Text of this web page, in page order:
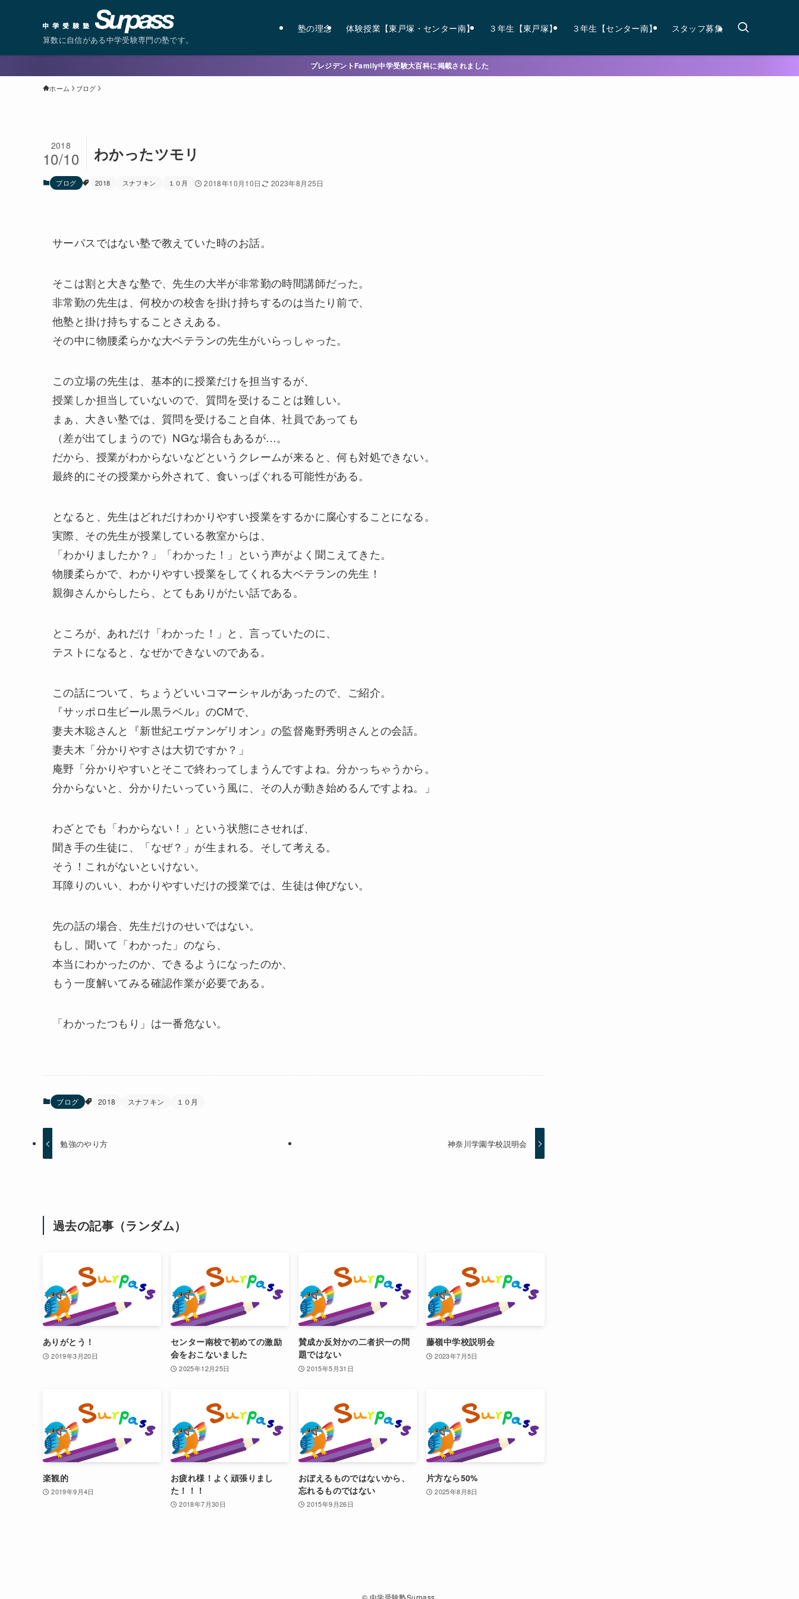
算数に自信がある中学受験専門の塾です。
塾の理念 体験授業【東戸塚・センター南】 ３年生【東戸塚】 ３年生【センター南】 スタッフ募集
プレジデントFamily中学受験大百科に掲載されました
ホーム ブログ
わかったツモリ
2018
10/10
ブログ 2018 スナフキン １０月 2018年10月10日 2023年8月25日
サーパスではない塾で教えていた時のお話。
そこは割と大きな塾で、先生の大半が非常勤の時間講師だった。
非常勤の先生は、何校かの校舎を掛け持ちするのは当たり前で、
他塾と掛け持ちすることさえある。
その中に物腰柔らかな大ベテランの先生がいらっしゃった。
この立場の先生は、基本的に授業だけを担当するが、
授業しか担当していないので、質問を受けることは難しい。
まぁ、大きい塾では、質問を受けること自体、社員であっても
（差が出てしまうので）NGな場合もあるが…。
だから、授業がわからないなどというクレームが来ると、何も対処できない。
最終的にその授業から外されて、食いっぱぐれる可能性がある。
となると、先生はどれだけわかりやすい授業をするかに腐心することになる。
実際、その先生が授業している教室からは、
「わかりましたか？」「わかった！」という声がよく聞こえてきた。
物腰柔らかで、わかりやすい授業をしてくれる大ベテランの先生！
親御さんからしたら、とてもありがたい話である。
ところが、あれだけ「わかった！」と、言っていたのに、
テストになると、なぜかできないのである。
この話について、ちょうどいいコマーシャルがあったので、ご紹介。
『サッポロ生ビール黒ラベル』のCMで、
妻夫木聡さんと『新世紀エヴァンゲリオン』の監督庵野秀明さんとの会話。
妻夫木「分かりやすさは大切ですか？」
庵野「分かりやすいとそこで終わってしまうんですよね。分かっちゃうから。
分からないと、分かりたいっていう風に、その人が動き始めるんですよね。」
わざとでも「わからない！」という状態にさせれば、
聞き手の生徒に、「なぜ？」が生まれる。そして考える。
そう！これがないといけない。
耳障りのいい、わかりやすいだけの授業では、生徒は伸びない。
先の話の場合、先生だけのせいではない。
もし、聞いて「わかった」のなら、
本当にわかったのか、できるようになったのか、
もう一度解いてみる確認作業が必要である。
「わかったつもり」は一番危ない。
ブログ 2018 スナフキン １０月
勉強のやり方 神奈川学園学校説明会
過去の記事（ランダム）
ありがとう！
2019年3月20日
センター南校で初めての激励
会をおこないました
2025年12月25日
賛成か反対かの二者択一の問
題ではない
2015年5月31日
藤嶺中学校説明会
2023年7月5日
楽観的
2019年9月4日
お疲れ様！よく頑張りまし
た！！！
2018年7月30日
おぼえるものではないから、
忘れるものではない
2015年9月26日
片方なら50%
2025年8月8日